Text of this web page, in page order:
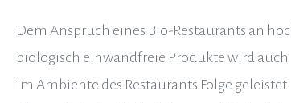
Dem Anspruch eines Bio-Restaurants an
biologisch einwandfreie Produkte wird auch
im Ambiente des Restaurants Folge